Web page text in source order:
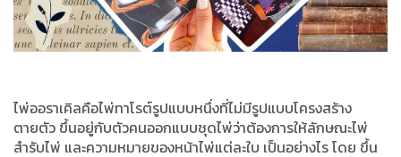
ไพ่ออราเคิลคือไพ่ทาโรต์รูปแบบหนึ่งที่ไม่มีรูปแบบโครงสร้าง
ตายตัว ขึ้นอยู่กับตัวคนออกแบบชุดไพ่ว่าต้องการให้ลักษณะไพ่
สำรับไพ่ และความหมายของหน้าไพ่แต่ละใบ เป็นอย่างไร โดย ขึ้น